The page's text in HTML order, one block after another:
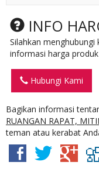
INFO
Silahkan
informasi harga produk
Hubungi Kami
Bagikan informasi
RUANGAN RAPAT,
teman atau kerabat